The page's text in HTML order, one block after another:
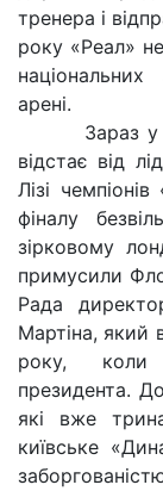
тренера і
року «Реал»
арені.
Зараз у
відстає від
Лізі
фіналу
зірковому
примусили
Рада
Мартіна, який
року, коли
президента.
які вже
київське